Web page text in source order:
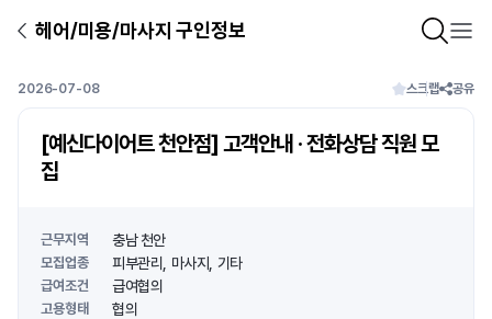
헤어/미용/마사지 구인정보
2026-07-08 스크랩 공유
[예신다이어트 천안점] 고객안내 · 전화상담 직원 모
집
근무지역 충남 천안
모집업종 피부관리 마사지 기타
급여조건 급여협의
고용형태 협의